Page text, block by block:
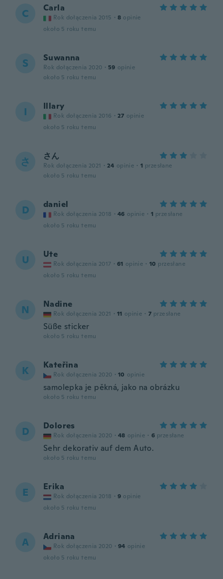
C Carla
Rok dołączenia 2015 · 8 opinie
około 5 roku temu
S Suwanna
Rok dołączenia 2020 · 59 opinie
około 5 roku temu
I Illary
Rok dołączenia 2016 · 27 opinie
około 5 roku temu
さ さん
Rok dołączenia 2021 · 24 opinie · 1 przesłane
około 5 roku temu
D daniel
Rok dołączenia 2018 · 46 opinie · 1 przesłane
około 5 roku temu
U Ute
Rok dołączenia 2017 · 61 opinie · 10 przesłane
około 5 roku temu
N Nadine
Rok dołączenia 2021 · 11 opinie · 7 przesłane
Süße sticker
około 5 roku temu
K Kateřina
Rok dołączenia 2020 · 10 opinie
samolepka je pěkná, jako na obrázku
około 5 roku temu
D Dolores
Rok dołączenia 2020 · 48 opinie · 6 przesłane
Sehr dekorativ auf dem Auto.
około 5 roku temu
E Erika
Rok dołączenia 2018 · 9 opinie
około 5 roku temu
A Adriana
Rok dołączenia 2020 · 94 opinie
około 5 roku temu